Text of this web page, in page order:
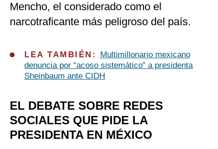
Mencho, el considerado como el
narcotraficante más peligroso del país.
LEA TAMBIÉN:
Multimillonario mexicano
denuncia por “acoso sistemático” a presidenta
Sheinbaum ante CIDH
EL DEBATE SOBRE REDES
SOCIALES QUE PIDE LA
PRESIDENTA EN MÉXICO